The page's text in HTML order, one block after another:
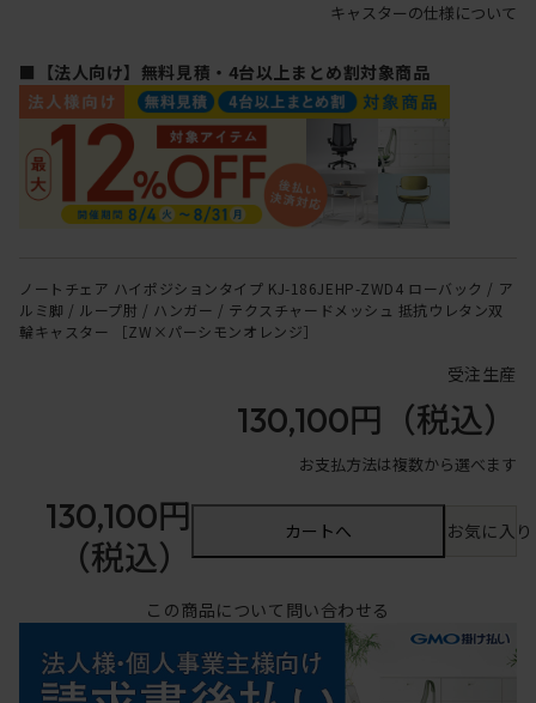
キャスターの仕様について
■【法人向け】無料見積・4台以上まとめ割対象商品
ノートチェア ハイポジションタイプ KJ-186JEHP-ZWD4 ローバック / ア
ルミ脚 / ループ肘 / ハンガー / テクスチャードメッシュ 抵抗ウレタン双
輪キャスター ［ZW×パーシモンオレンジ］
受注生産
130,100円 （税込）
お支払方法は複数から選べます
130,100円
（税込）
カートへ お気に入
この商品について問い合わせる